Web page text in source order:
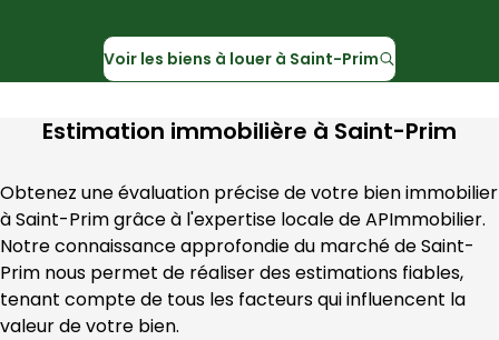
Voir les biens à louer à Saint-Prim
Estimation immobilière à Saint-Prim
Obtenez une évaluation précise de votre bien immobilier
à Saint-Prim grâce à l'expertise locale de APImmobilier.
Notre connaissance approfondie du marché de Saint-
Prim nous permet de réaliser des estimations fiables,
tenant compte de tous les facteurs qui influencent la
valeur de votre bien.